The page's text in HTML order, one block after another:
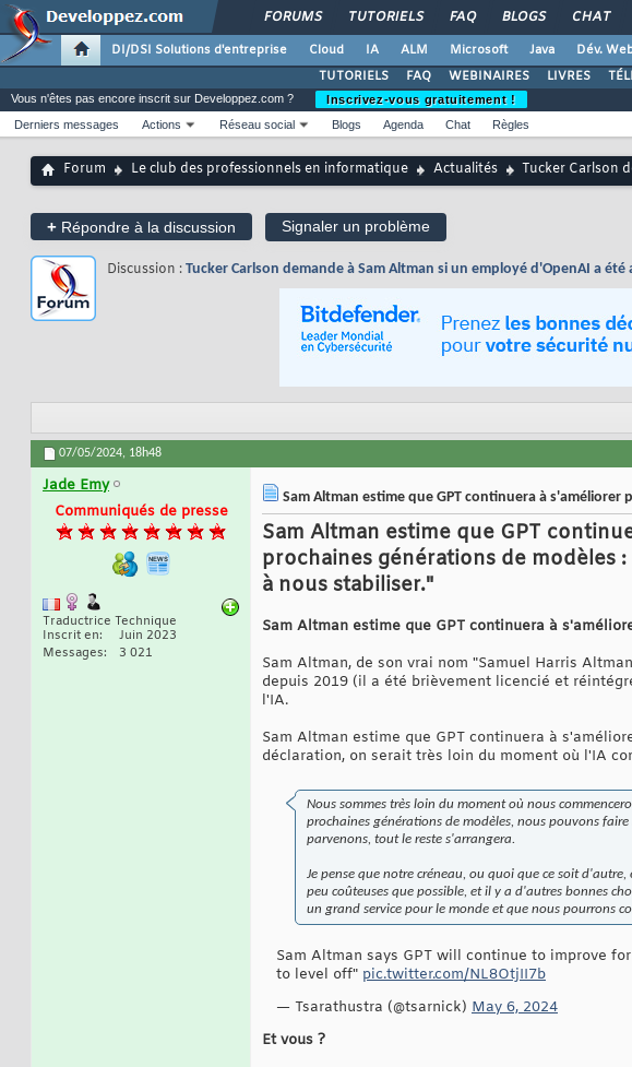
FORUMS TUTORIELS FAQ BLOGS CHAT
DI/DSI Solutions d'entreprise Cloud IA ALM Microsoft Java Dév.
TUTORIELS
FAQ WEBINAIRES LIVRES
Vous n'êtes pas encore inscrit sur Developpez.com ?
Inscrivez-vous gratuitement !
Derniers messages
Actions Réseau social Blogs Agenda Chat Règles
Forum Le club des professionnels en informatique Actualités Tucker Carlson
+ Répondre à la discussion Signaler un problème
Discussion : Tucker Carlson demande à Sam Altman si un employé d'OpenAI a été
07/05/2024, 18h48
Jade Emy
Communiqués de presse
Traductrice Technique
Inscrit en
Juin 2023
Messages
3 021
Sam Altman estime que GPT continuera à
Sam Altman estime que GPT
prochaines générations de modèles
à nous stabiliser."
Sam Altman estime que GPT continuera à
Sam Altman, de son vrai nom "Samuel Harris
depuis 2019 (il a été brièvement licencié et
l'IA.
Sam Altman estime que GPT continuera à
déclaration, on serait très loin du moment où l'IA
Nous sommes très loin du moment où nous
prochaines générations de modèles, nous pouvons
parvenons, tout le reste s'arrangera.
Je pense que notre créneau, ou quoi que ce soit
peu coûteuses que possible, et il y a d'autres bonnes
un grand service pour le monde et que nous pourrons
Sam Altman says GPT will continue to improve
to level off" pic.twitter.com/NL8OtjII7b
— Tsarathustra (@tsarnick) May 6, 2024
Et vous ?